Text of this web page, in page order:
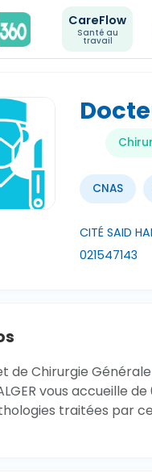
CareFlow
Santé au
travail
CNAS
CITÉ SAID
021547143
de Chirurgie Générale
vous accueille
traitées par